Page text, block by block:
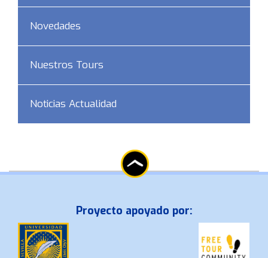
Novedades
Nuestros Tours
Noticias Actualidad
Proyecto apoyado por: